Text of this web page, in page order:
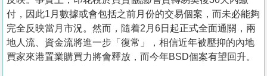
付，因此1月數據或會包括之前月份的交易個案，而未必能夠
完全反映當月市況。然而，隨着2月6日起正式全面通關，兩
地人流、資金流將進一步「復常」，相信近年被壓抑的內地
買家來港置業購買力將會釋放，而今年BSD個案有望回升。